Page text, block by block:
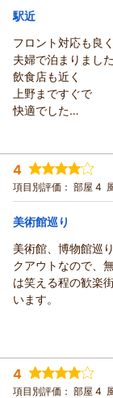
宿泊価格帯：
駅近
フロント対応も良く
夫婦で泊まりまし
飲食店も近く
上野まですぐで
快適でした
宿泊時期： 2026年04
投稿者： hiroさん(男
宿泊プラン： 【当日
【素泊まり】
ダブル
宿泊価格帯：
4
項目別評価： 部屋 4
美術館巡り
美術館、博物館巡
クアウトなので、
は笑える程の歓楽
います。
投稿者： ゴロさん(女
宿泊プラン： 【早期
予約でお得な朝食付
4
項目別評価： 部屋 4